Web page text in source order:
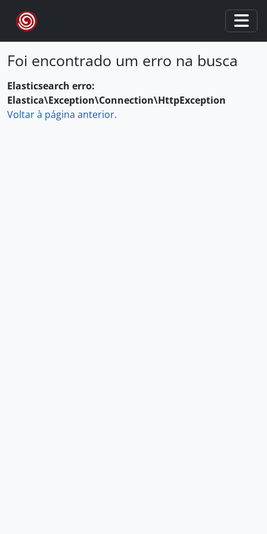
Skip to main content
Foi encontrado um erro na busca
Elasticsearch erro:
Elastica\Exception\Connection\HttpException
Voltar à página anterior.